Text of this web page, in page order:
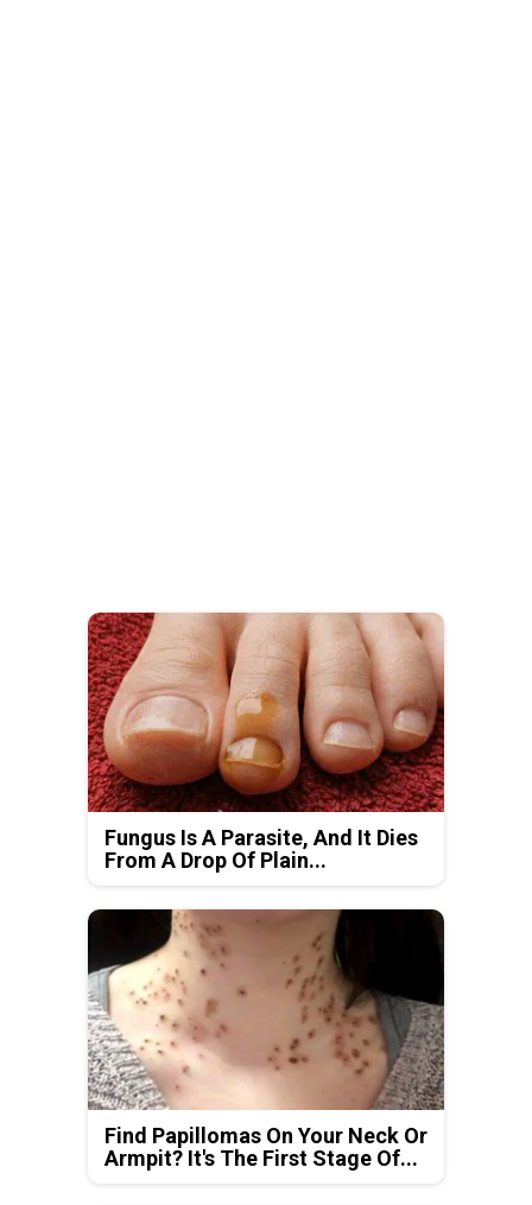
Fungus Is A Parasite, And It Dies
From A Drop Of Plain...
Find Papillomas On Your Neck Or
Armpit? It's The First Stage Of...